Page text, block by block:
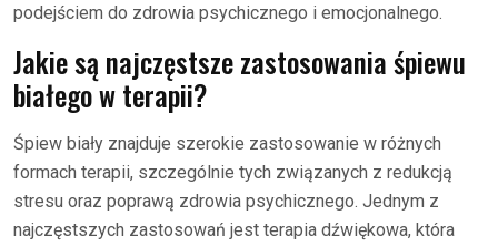
podejściem do zdrowia psychicznego i emocjonalnego.
Jakie są najczęstsze zastosowania śpiewu
białego w terapii?
Śpiew biały znajduje szerokie zastosowanie w różnych
formach terapii, szczególnie tych związanych z redukcją
stresu oraz poprawą zdrowia psychicznego. Jednym z
najczęstszych zastosowań jest terapia dźwiękowa, która